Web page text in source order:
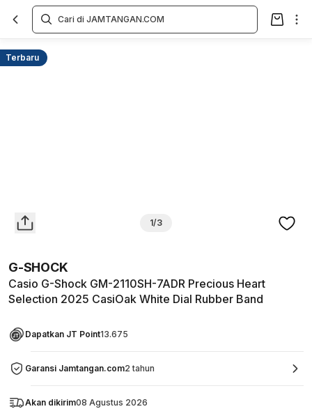
Terbaru
1/3
G-SHOCK
Casio G-Shock GM-2110SH-7ADR Precious Heart
Selection 2025 CasiOak White Dial Rubber Band
Dapatkan JT Point13.675
Garansi Jamtangan.com2 tahun
Akan dikirim08 Agustus 2026
Overview